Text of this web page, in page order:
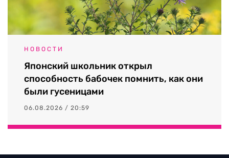
НОВОСТИ
Японский школьник открыл
способность бабочек помнить, как они
были гусеницами
06.08.2026 / 20:59